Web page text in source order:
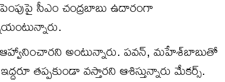
సీఎం చంద్రబాబు ఉదారంగా
అంటున్నారు. పవన్‌, మహేశ్‌బాబుతో
తప్పకుండా వస్తారని ఆశిస్తున్నారు మేకర్స్‌.